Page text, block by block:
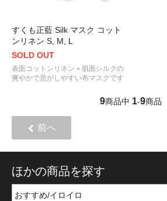
すくも正藍 Silk マスク コット
ンリネン S, M, L
SOLD OUT
表面コットンリネン＋肌面シルクの
爽やかで息がしやすい布マスクです
9商品中 1-9商品
前へ
ほかの商品を探す